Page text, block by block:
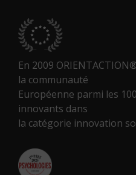
En 2009
la communauté
Européenne parmi les
innovants dans
la catégorie innovation